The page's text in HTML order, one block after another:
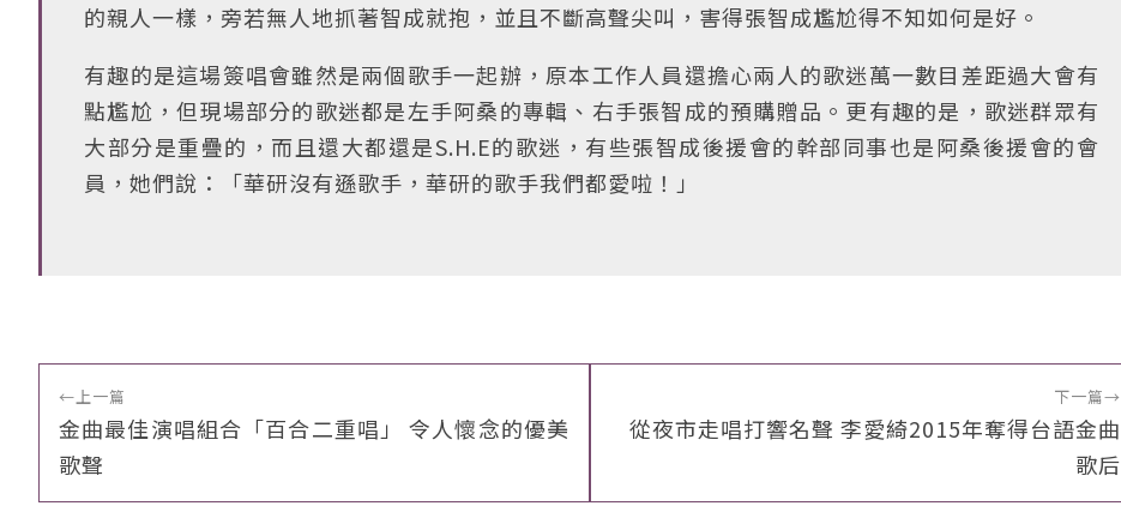
的親人一樣，旁若無人地抓著智成就抱，並且不斷高聲尖叫，害得張智成尷尬得不知如何是好。
有趣的是這場簽唱會雖然是兩個歌手一起辦，原本工作人員還擔心兩人的歌迷萬一數目差距過大會有
點尷尬，但現場部分的歌迷都是左手阿桑的專輯、右手張智成的預購贈品。更有趣的是，歌迷群眾有
大部分是重疊的，而且還大都還是S.H.E的歌迷，有些張智成後援會的幹部同事也是阿桑後援會的會
員，她們說：「華研沒有遜歌手，華研的歌手我們都愛啦！」
←上一篇
金曲最佳演唱組合「百合二重唱」 令人懷念的優美
歌聲
下一篇→
從夜市走唱打響名聲 李愛綺2015年奪得台語金曲
歌后